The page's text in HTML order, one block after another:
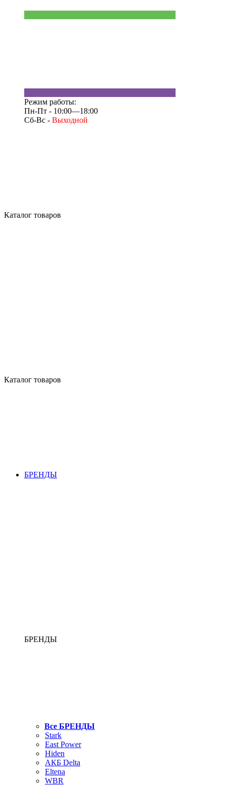
Режим работы:
Пн-Пт - 10:00—18:00
Сб-Вс - Выходной
Каталог товаров
Каталог товаров
БРЕНДЫ
БРЕНДЫ
Все БРЕНДЫ
Stark
East Power
Hiden
АКБ Delta
Eltena
WBR